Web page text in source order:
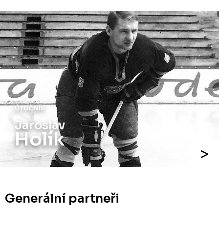
ÚTOČNÍK
Jaroslav
Holík
Generální partneři